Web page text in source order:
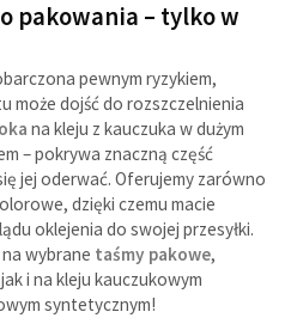
pakowania – tylko w
pewnym ryzykiem,
może dojść do rozszczelnienia
na kleju z kauczuka w dużym
– pokrywa znaczną część
jej oderwać. Oferujemy zarówno
dzięki czemu macie
oklejenia do swojej przesyłki.
wybrane taśmy pakowe,
i na kleju kauczukowym
syntetycznym!